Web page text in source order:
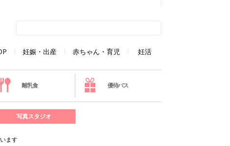
妊娠・出産 赤ちゃん・育児 妊活
離乳食 優待パス
写真スタジオ
ます